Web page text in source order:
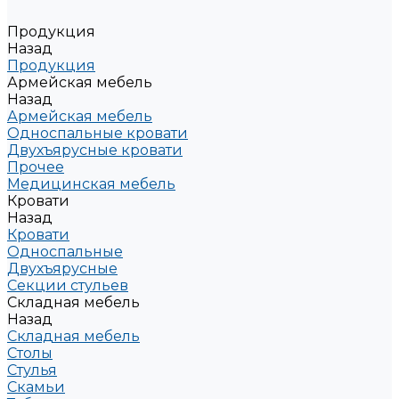
Продукция
Назад
Продукция
Армейская мебель
Назад
Армейская мебель
Односпальные кровати
Двухъярусные кровати
Прочее
Медицинская мебель
Кровати
Назад
Кровати
Односпальные
Двухъярусные
Секции стульев
Складная мебель
Назад
Складная мебель
Столы
Стулья
Скамьи